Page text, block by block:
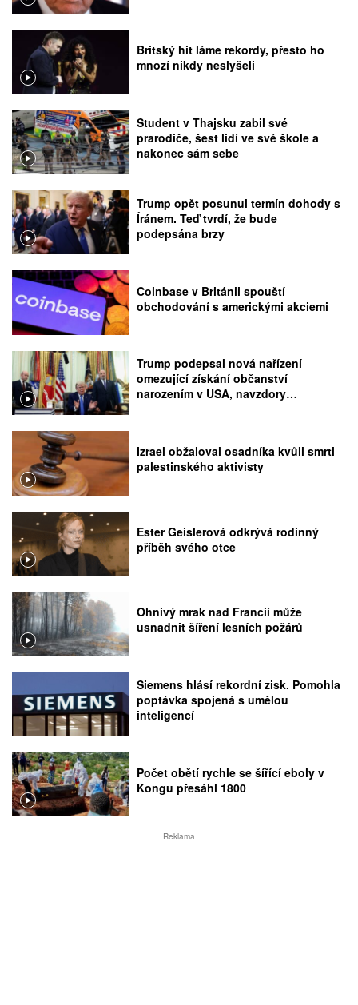
Britský hit láme rekordy, přesto ho
mnozí nikdy neslyšeli
Student v Thajsku zabil své
prarodiče, šest lidí ve své škole a
nakonec sám sebe
Trump opět posunul termín dohody s
Íránem. Teď tvrdí, že bude
podepsána brzy
Coinbase v Británii spouští
obchodování s americkými akciemi
Trump podepsal nová nařízení
omezující získání občanství
narozením v USA, navzdory
Izrael obžaloval osadníka kvůli smrti
palestinského aktivisty
Ester Geislerová odkrývá rodinný
příběh svého otce
Ohnivý mrak nad Francií může
usnadnit šíření lesních požárů
Siemens hlásí rekordní zisk. Pomohla
poptávka spojená s umělou
inteligencí
Počet obětí rychle se šířící eboly v
Kongu přesáhl 1800
Reklama